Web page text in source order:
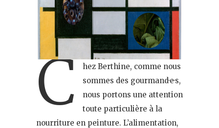
C
hez Berthine, comme nous
sommes des gourmand·e·s,
nous portons une attention
toute particulière à la
nourriture en peinture. L’alimentation,